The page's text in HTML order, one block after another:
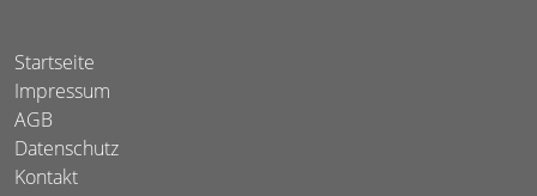
Startseite
Impressum
AGB
Datenschutz
Kontakt